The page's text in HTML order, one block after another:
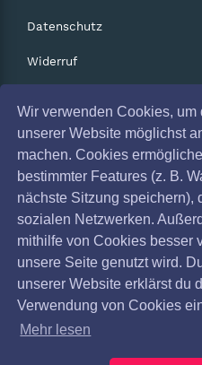
Wir verwenden Cookies, um
unserer Website möglichst
machen. Cookies
bestimmter Features (z. B.
nächste Sitzung speichern),
sozialen Netzwerken.
mithilfe von Cookies besser
unsere Seite genutzt wird.
unserer Website erklärst du
Verwendung von Cookies
Mehr lesen
Datenschutz
Widerruf
Absagen